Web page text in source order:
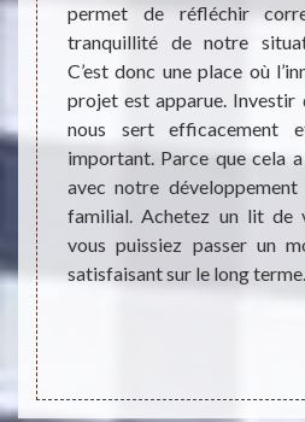
qui
il
de
des
très
un
permet de réfléchir
tranquillité de notre
C’est donc une place où
projet est apparue. Investir
nous sert efficacement
important. Parce que cela
avec notre
familial. Achetez un lit de
vous puissiez passer un
satisfaisant sur le long terme.